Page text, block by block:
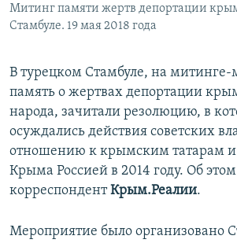
Все сайты RFE/RL
Митинг памяти жертв депортации
Стамбуле. 19 мая 2018 года
В турецком Стамбуле, на митинге-
память о жертвах депортации
народа, зачитали резолюцию, в
осуждались действия советских
отношению к крымским татарам и
Крыма Россией в 2014 году. Об
корреспондентКрым.Реалии.
Мероприятие было организовано